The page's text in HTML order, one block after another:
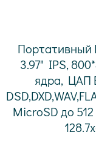
Портативный
3.97" IPS,
ядра, ЦАП
MicroSD до